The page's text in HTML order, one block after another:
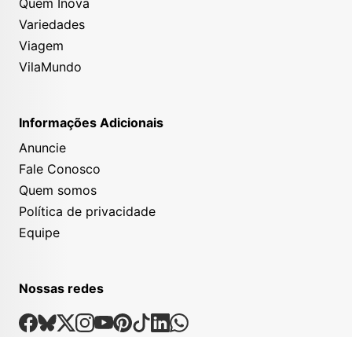
Variedades
Viagem
VilaMundo
Informações Adicionais
Anuncie
Fale Conosco
Quem somos
Política de privacidade
Equipe
Nossas redes
Nossas Redes Sociais
Facebook
Bsky
X Instagram
Youtube
Pinterest
TiktokLinkedin
Whatsapp